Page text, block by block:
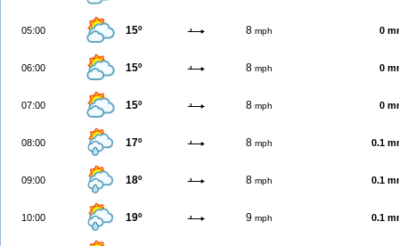
05:00 15º 8 mph 0
06:00 15º 8 mph 0
07:00 15º 8 mph 0
08:00 17º 8 mph 0.1
09:00 18º 8 mph 0.1
10:00 19º 9 mph 0.1